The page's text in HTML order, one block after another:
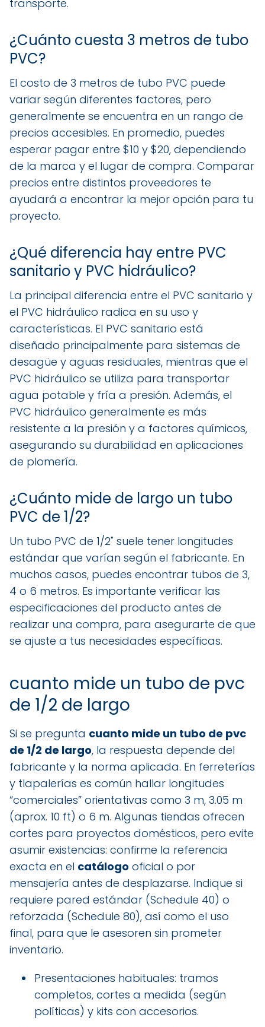
transporte.
¿Cuánto cuesta 3 metros de tubo
PVC?
El costo de 3 metros de tubo PVC puede
variar según diferentes factores, pero
generalmente se encuentra en un rango de
precios accesibles. En promedio, puedes
esperar pagar entre $10 y $20, dependiendo
de la marca y el lugar de compra. Comparar
precios entre distintos proveedores te
ayudará a encontrar la mejor opción para tu
proyecto.
¿Qué diferencia hay entre PVC
sanitario y PVC hidráulico?
La principal diferencia entre el PVC sanitario y
el PVC hidráulico radica en su uso y
características. El PVC sanitario está
diseñado principalmente para sistemas de
desagüe y aguas residuales, mientras que el
PVC hidráulico se utiliza para transportar
agua potable y fría a presión. Además, el
PVC hidráulico generalmente es más
resistente a la presión y a factores químicos,
asegurando su durabilidad en aplicaciones
de plomería.
¿Cuánto mide de largo un tubo
PVC de 1/2?
Un tubo PVC de 1/2" suele tener longitudes
estándar que varían según el fabricante. En
muchos casos, puedes encontrar tubos de 3,
4 o 6 metros. Es importante verificar las
especificaciones del producto antes de
realizar una compra, para asegurarte de que
se ajuste a tus necesidades específicas.
cuanto mide un tubo de pvc
de 1/2 de largo
Si se pregunta cuanto mide un tubo de pvc
de 1/2 de largo, la respuesta depende del
fabricante y la norma aplicada. En ferreterías
y tlapalerías es común hallar longitudes
“comerciales” orientativas como 3 m, 3.05 m
(aprox. 10 ft) o 6 m. Algunas tiendas ofrecen
cortes para proyectos domésticos, pero evite
asumir existencias: confirme la referencia
exacta en el catálogo oficial o por
mensajería antes de desplazarse. Indique si
requiere pared estándar (Schedule 40) o
reforzada (Schedule 80), así como el uso
final, para que le asesoren sin prometer
inventario.
Presentaciones habituales: tramos
completos, cortes a medida (según
políticas) y kits con accesorios.